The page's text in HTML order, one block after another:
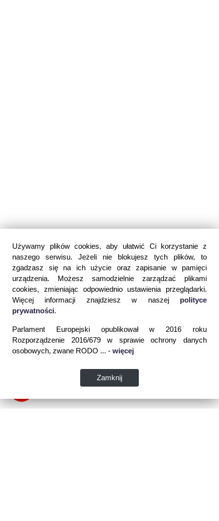
Używamy plików cookies, aby ułatwić Ci korzystanie z
naszego serwisu. Jeżeli nie blokujesz tych plików, to
zgadzasz się na ich użycie oraz zapisanie w pamięci
urządzenia. Możesz samodzielnie zarządzać plikami
cookies, zmieniając odpowiednio ustawienia przeglądarki.
Więcej informacji znajdziesz w naszej polityce
prywatności.
Parlament Europejski opublikował w 2016 roku
Rozporządzenie 2016/679 w sprawie ochrony danych
osobowych, zwane RODO ... - więcej
Zamknij